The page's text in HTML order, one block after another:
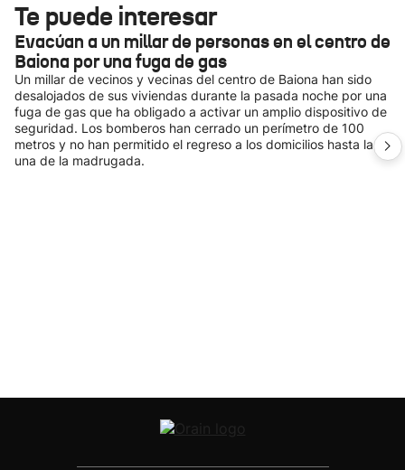
Te puede interesar
Evacúan a un millar de personas en el centro de
Baiona por una fuga de gas
Un millar de vecinos y vecinas del centro de Baiona han sido
desalojados de sus viviendas durante la pasada noche por una
fuga de gas que ha obligado a activar un amplio dispositivo de
seguridad. Los bomberos han cerrado un perímetro de 100
metros y no han permitido el regreso a los domicilios hasta la
una de la madrugada.